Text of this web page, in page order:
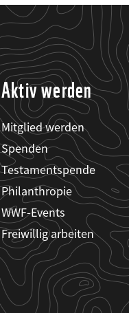
Aktiv werden
Mitglied werden
Spenden
Testamentspende
Philanthropie
WWF-Events
Freiwillig arbeiten